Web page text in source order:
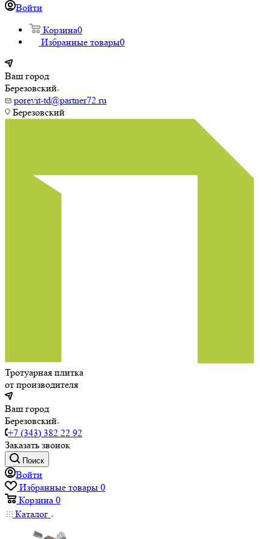
Войти
Корзина0
Избранные товары0
Ваш город
Березовский
porevit-td@partner72.ru
Березовский
Тротуарная плитка
от производителя
Ваш город
Березовский
+7 (343) 382 22 92
Заказать звонок
Поиск
Войти
Избранные товары 0
Корзина 0
Каталог